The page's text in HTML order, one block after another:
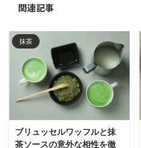
関連記事
抹茶
ブリュッセルワッフルと抹
茶ソースの意外な相性を徹